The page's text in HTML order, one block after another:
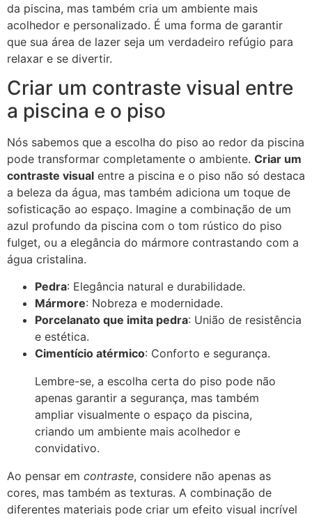
da piscina, mas também cria um ambiente mais
acolhedor e personalizado. É uma forma de garantir
que sua área de lazer seja um verdadeiro refúgio para
relaxar e se divertir.
Criar um contraste visual entre
a piscina e o piso
Nós sabemos que a escolha do piso ao redor da piscina
pode transformar completamente o ambiente. Criar um
contraste visual entre a piscina e o piso não só destaca
a beleza da água, mas também adiciona um toque de
sofisticação ao espaço. Imagine a combinação de um
azul profundo da piscina com o tom rústico do piso
fulget, ou a elegância do mármore contrastando com a
água cristalina.
Pedra: Elegância natural e durabilidade.
Mármore: Nobreza e modernidade.
Porcelanato que imita pedra: União de resistência
e estética.
Cimentício atérmico: Conforto e segurança.
Lembre-se, a escolha certa do piso pode não
apenas garantir a segurança, mas também
ampliar visualmente o espaço da piscina,
criando um ambiente mais acolhedor e
convidativo.
Ao pensar em contraste, considere não apenas as
cores, mas também as texturas. A combinação de
diferentes materiais pode criar um efeito visual incrível